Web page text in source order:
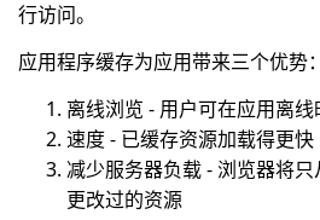
行访问。
应用程序缓存为应用带来三个优势：
离线浏览 - 用户可在应用离
速度 - 已缓存资源加载得更快
减少服务器负载 - 浏览器将
更改过的资源